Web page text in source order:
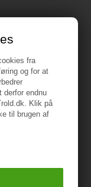
fra
og for at
derfor endnu
Klik på
til brugen af
i